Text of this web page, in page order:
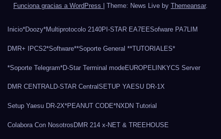
Funciona gracias a WordPress | Theme: News Live by Themeansar.
Inicio*Doozy*Multiprotocolo 2140PI-STAR EA7EESofware PA7LIM
DMR+ IPCS2*Software**Soporte General **TUTORIALES*
*Soporte Telegram*D-Star Terminal modeEUROPELINKYCS Server
DMR CENTRALD-STAR CentralSETUP YAESU DR-1X
Setup Yaesu DR-2X*PEANUT CODE*NXDN Tutorial
Colabora Con Nosotros DMR 214 x-NET & TREEHOUSE